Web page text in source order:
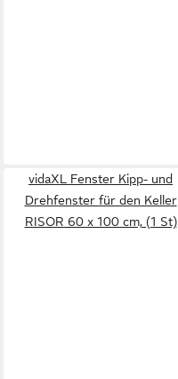
vidaXL Fenster Kipp- und
Drehfenster für den Keller
RISOR 60 x 100 cm, (1 St)